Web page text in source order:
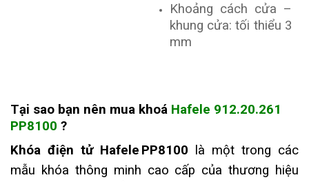
Khoảng cách cửa –
khung cửa: tối thiểu 3
mm
Tại sao bạn nên mua khoá Hafele 912.20.261
PP8100 ?
Khóa điện tử Hafele PP8100 là một trong các
mẫu khóa thông minh cao cấp của thương hiệu